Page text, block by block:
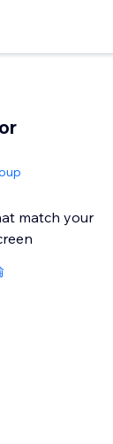
match your